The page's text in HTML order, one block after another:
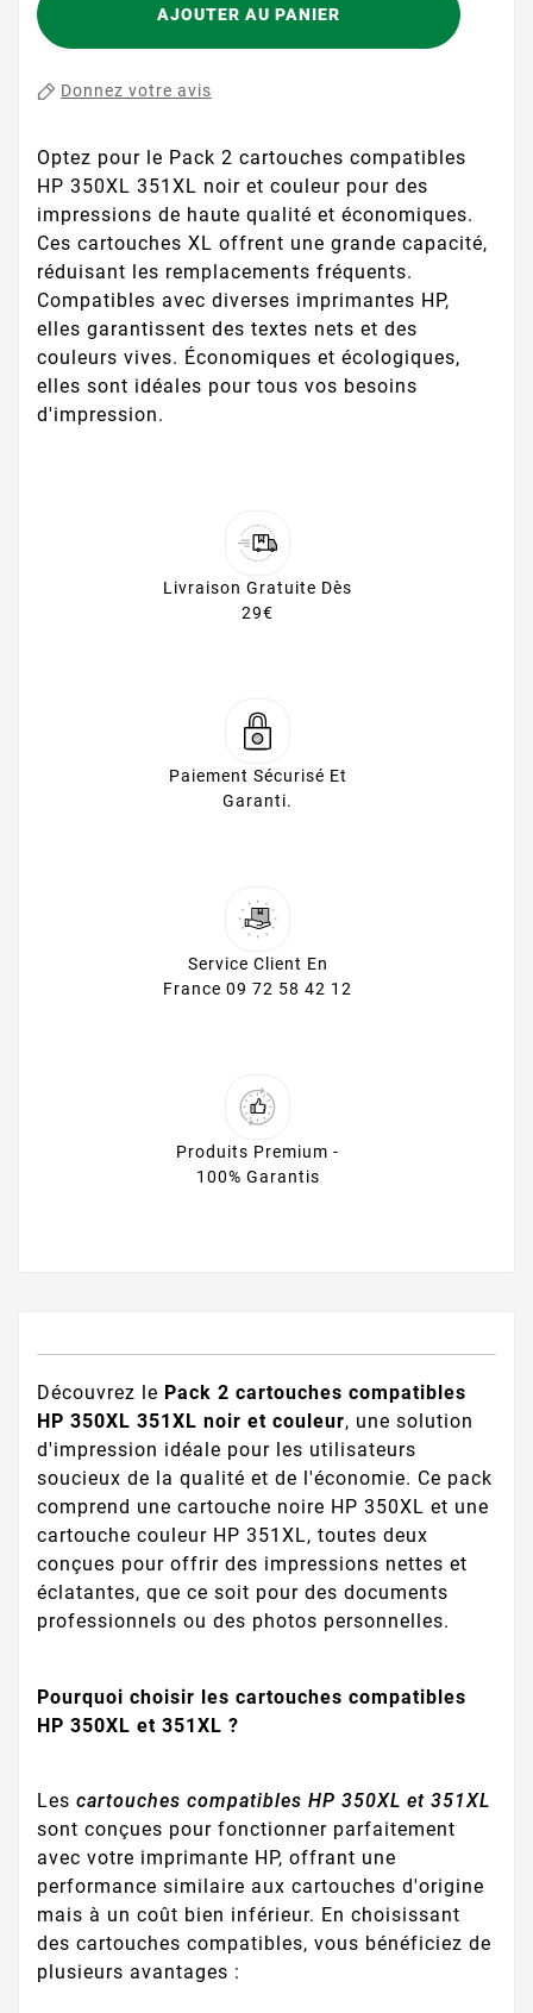
AJOUTER AU PANIER
Donnez votre avis
Optez pour le Pack 2 cartouches compatibles
HP 350XL 351XL noir et couleur pour des
impressions de haute qualité et économiques.
Ces cartouches XL offrent une grande capacité,
réduisant les remplacements fréquents.
Compatibles avec diverses imprimantes HP,
elles garantissent des textes nets et des
couleurs vives. Économiques et écologiques,
elles sont idéales pour tous vos besoins
d'impression.
Livraison Gratuite Dès
29€
Paiement Sécurisé Et
Garanti.
Service Client En
France 09 72 58 42 12
Produits Premium -
100% Garantis
Découvrez le Pack 2 cartouches compatibles
HP 350XL 351XL noir et couleur, une solution
d'impression idéale pour les utilisateurs
soucieux de la qualité et de l'économie. Ce pack
comprend une cartouche noire HP 350XL et une
cartouche couleur HP 351XL, toutes deux
conçues pour offrir des impressions nettes et
éclatantes, que ce soit pour des documents
professionnels ou des photos personnelles.
Pourquoi choisir les cartouches compatibles
HP 350XL et 351XL ?
Les cartouches compatibles HP 350XL et 351XL
sont conçues pour fonctionner parfaitement
avec votre imprimante HP, offrant une
performance similaire aux cartouches d'origine
mais à un coût bien inférieur. En choisissant
des cartouches compatibles, vous bénéficiez de
plusieurs avantages :